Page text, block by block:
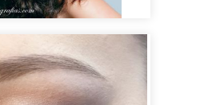
de fiesta